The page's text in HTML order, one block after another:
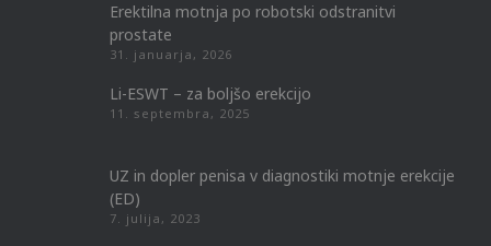
Erektilna motnja po robotski odstranitvi
prostate
31. januarja, 2026
Li-ESWT – za boljšo erekcijo
11. septembra, 2025
UZ in dopler penisa v diagnostiki motnje erekcije
(ED)
7. julija, 2023